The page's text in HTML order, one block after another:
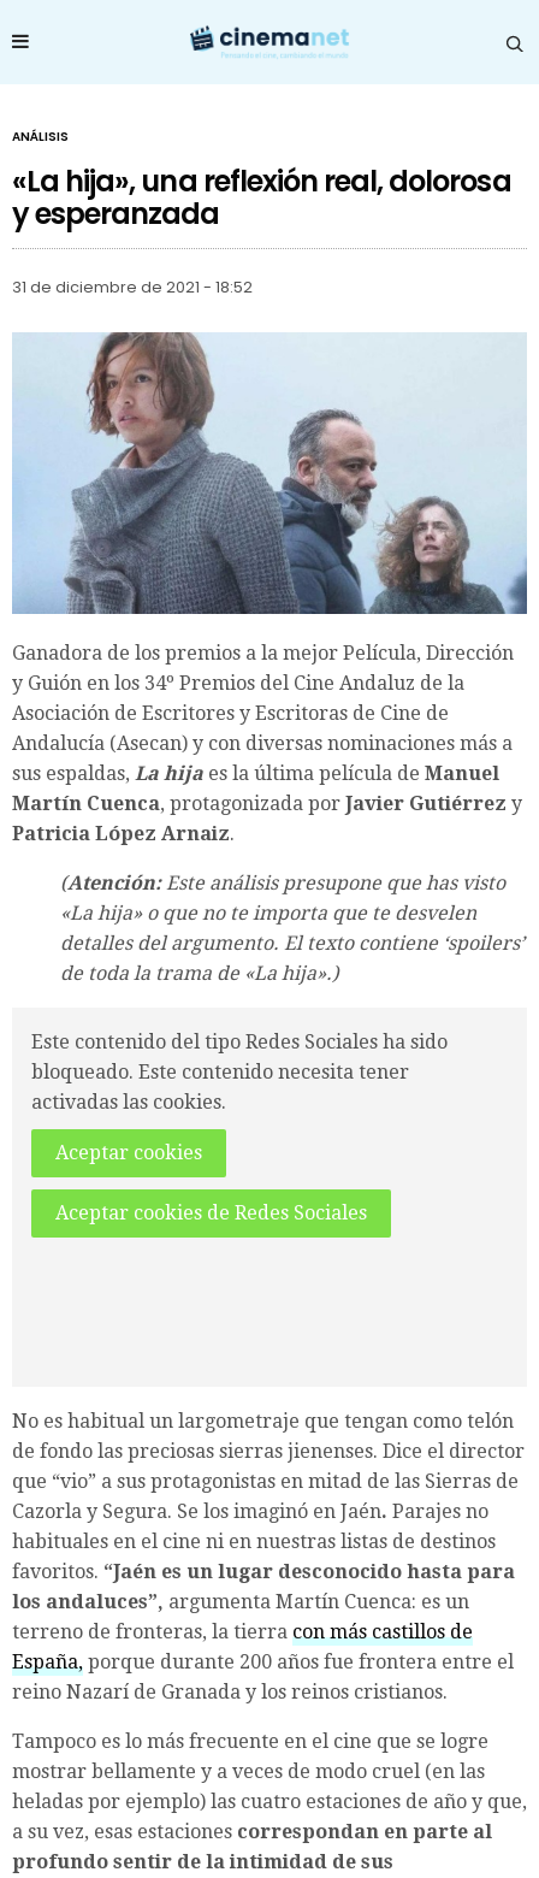
ANÁLISIS
«La hija», una reflexión real, dolorosa
y esperanzada
31 de diciembre de 2021 - 18:52
Ganadora de los premios a la mejor Película, Dirección
y Guión en los 34º Premios del Cine Andaluz de la
Asociación de Escritores y Escritoras de Cine de
Andalucía (Asecan) y con diversas nominaciones más a
sus espaldas, La hija es la última película de Manuel
Martín Cuenca, protagonizada por Javier Gutiérrez y
Patricia López Arnaiz.
(Atención:Este análisis presupone que has visto
«La hija» o que no te importa que te desvelen
detalles del argumento. El texto contiene ‘spoilers’
de toda la trama de «La hija».)
Este contenido del tipo Redes Sociales ha sido
bloqueado. Este contenido necesita tener
activadas las cookies.
Aceptar cookies
Aceptar cookies de Redes Sociales
No es habitual un largometraje que tengan como telón
de fondo las preciosas sierras jienenses. Dice el director
que “vio” a sus protagonistas en mitad de las Sierras de
Cazorla y Segura. Se los imaginó en Jaén. Parajes no
habituales en el cine ni en nuestras listas de destinos
favoritos. “Jaén es un lugar desconocido hasta para
los andaluces”, argumenta Martín Cuenca: es un
terreno de fronteras, la tierra con más castillos de
España, porque durante 200 años fue frontera entre el
reino Nazarí de Granada y los reinos cristianos.
Tampoco es lo más frecuente en el cine que se logre
mostrar bellamente y a veces de modo cruel (en las
heladas por ejemplo) las cuatro estaciones de año y que,
a su vez, esas estaciones correspondan en parte al
profundo sentir de la intimidad de sus